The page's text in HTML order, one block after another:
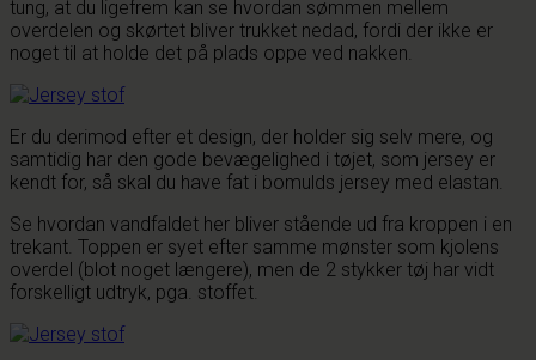
tung, at du ligefrem kan se hvordan sømmen mellem
overdelen og skørtet bliver trukket nedad, fordi der ikke er
noget til at holde det på plads oppe ved nakken.
Er du derimod efter et design, der holder sig selv mere, og
samtidig har den gode bevægelighed i tøjet, som jersey er
kendt for, så skal du have fat i bomulds jersey med elastan.
Se hvordan vandfaldet her bliver stående ud fra kroppen i en
trekant. Toppen er syet efter samme mønster som kjolens
overdel (blot noget længere), men de 2 stykker tøj har vidt
forskelligt udtryk, pga. stoffet.